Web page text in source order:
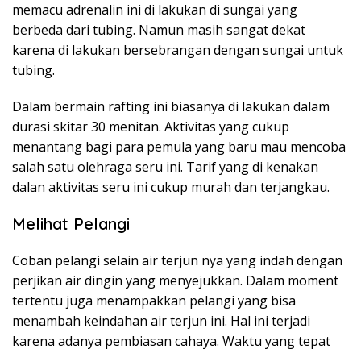
memacu adrenalin ini di lakukan di sungai yang
berbeda dari tubing. Namun masih sangat dekat
karena di lakukan bersebrangan dengan sungai untuk
tubing.
Dalam bermain rafting ini biasanya di lakukan dalam
durasi skitar 30 menitan. Aktivitas yang cukup
menantang bagi para pemula yang baru mau mencoba
salah satu olehraga seru ini. Tarif yang di kenakan
dalan aktivitas seru ini cukup murah dan terjangkau.
Melihat Pelangi
Coban pelangi selain air terjun nya yang indah dengan
perjikan air dingin yang menyejukkan. Dalam moment
tertentu juga menampakkan pelangi yang bisa
menambah keindahan air terjun ini. Hal ini terjadi
karena adanya pembiasan cahaya. Waktu yang tepat